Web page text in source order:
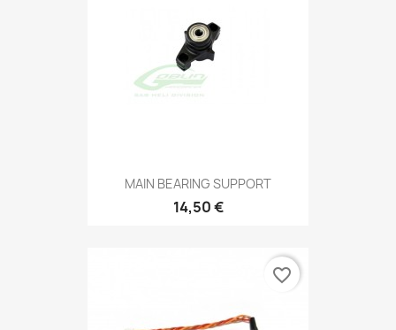
MAIN BEARING SUPPORT
14,50 €
favorite_border